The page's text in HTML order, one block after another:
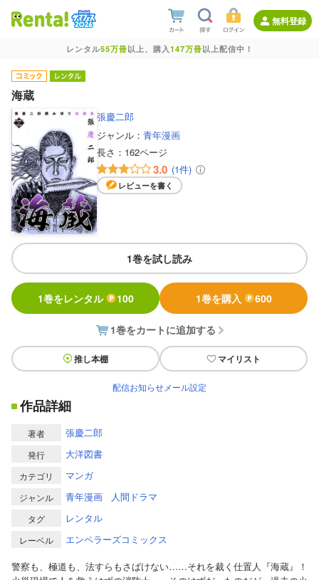
無料登録
レンタル55万冊以上、購入147万冊以上配信中！
海蔵
張慶二郎
ジャンル： 青年漫画
長さ： 162ページ
3.0 (1件)
レビューを書く
1巻を試し読み
1巻をレンタル 100 1巻を購入 600
1巻をカートに追加する
推し本棚 マイリスト
配信お知らせメール設定
作品詳細
著者 張慶二郎
発行 大洋図書
カテゴリ マンガ
ジャンル 青年漫画 人間ドラマ
タグ レンタル
レーベル
エンペラーズコミックス
警察も、極道も、法すらもさばけない……それを裁く仕置人『海蔵』！